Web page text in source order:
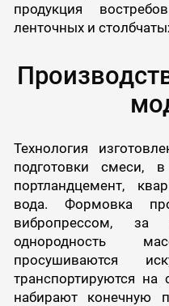
продукция
ленточных и
Технология
подготовки смеси,
портландцемент,
вода. Формовка
вибропрессом, за
однородность
просушиваются
транспортируются
набирают конечную